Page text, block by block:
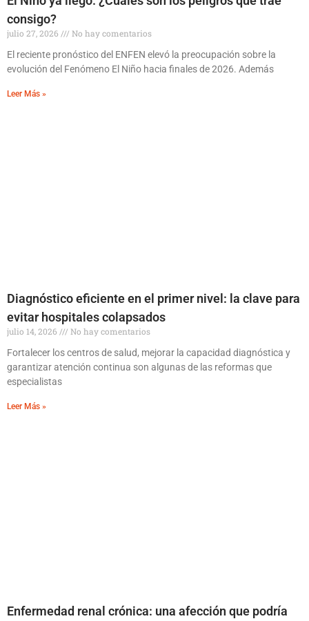
consigo?
julio 27, 2026
No hay comentarios
El reciente pronóstico del ENFEN elevó la preocupación sobre la
evolución del Fenómeno El Niño hacia finales de 2026. Además
Leer Más »
Diagnóstico eficiente en el primer nivel: la clave para
evitar hospitales colapsados
julio 14, 2026
No hay comentarios
Fortalecer los centros de salud, mejorar la capacidad diagnóstica y
garantizar atención continua son algunas de las reformas que
especialistas
Leer Más »
Enfermedad renal crónica: una afección que podría